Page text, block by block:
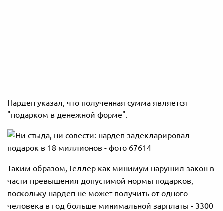
Нардеп указал, что полученная сумма является
"подарком в денежной форме".
Таким образом, Геллер как минимум нарушил закон в
части превышения допустимой нормы подарков,
поскольку нардеп не может получить от одного
человека в год больше минимальной зарплаты - 3300